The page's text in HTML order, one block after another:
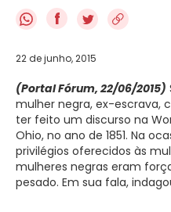
f
22 de junho, 2015
(Portal Fórum, 22/06/2015)
mulher negra, ex-escrava,
ter feito um discurso na
Ohio, no ano de 1851. Na
privilégios oferecidos às
mulheres negras eram
pesado. Em sua fala,